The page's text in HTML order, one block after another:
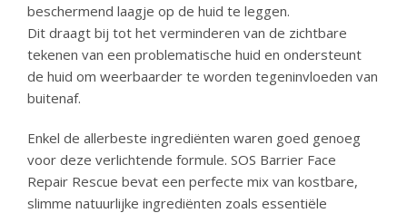
beschermend laagje op de huid te leggen.
Dit draagt bij tot het verminderen van de zichtbare
tekenen van een problematische huid en ondersteunt
de huid om weerbaarder te worden tegeninvloeden van
buitenaf.
Enkel de allerbeste ingrediënten waren goed genoeg
voor deze verlichtende formule. SOS Barrier Face
Repair Rescue bevat een perfecte mix van kostbare,
slimme natuurlijke ingrediënten zoals essentiële